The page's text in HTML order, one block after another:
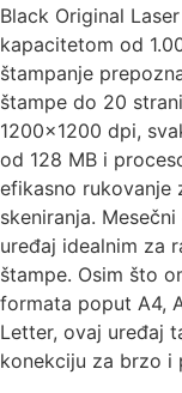
Black Original
kapacitetom od
štampanje
štampe do 20
1200×1200 dpi,
od 128 MB i
efikasno rukovanje
skeniranja.
uređaj idealnim za
štampe. Osim što
formata poput A4,
Letter, ovaj uređaj
konekciju za brzo i